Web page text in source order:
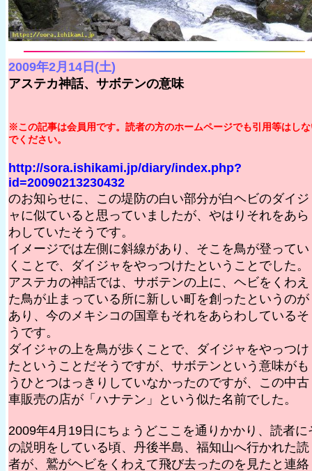
2009年2月14日(土)
アステカ神話、サボテンの意味
※この記事は会員用です。読者の方のホームページでも引用等はし
でください。
http://sora.ishikami.jp/diary/index.php?
id=20090213230432
のお知らせに、この堤防の白い部分が白ヘビのダイジ
ャに似ていると思っていましたが、やはりそれをあら
わしていたそうです。
イメージでは左側に斜線があり、そこを鳥が登ってい
くことで、ダイジャをやっつけたということでした。
アステカの神話では、サボテンの上に、ヘビをくわえ
た鳥が止まっている所に新しい町を創ったというのが
あり、今のメキシコの国章もそれをあらわしているそ
うです。
ダイジャの上を鳥が歩くことで、ダイジャをやっつけ
たということだそうですが、サボテンという意味がも
うひとつはっきりしていなかったのですが、この中古
車販売の店が「ハナテン」という似た名前でした。
2009年4月19日にちょうどここを通りかかり、読者に
の説明をしている頃、丹後半島、福知山へ行かれた読
者が、鷲がヘビをくわえて飛び去ったのを見たと連絡